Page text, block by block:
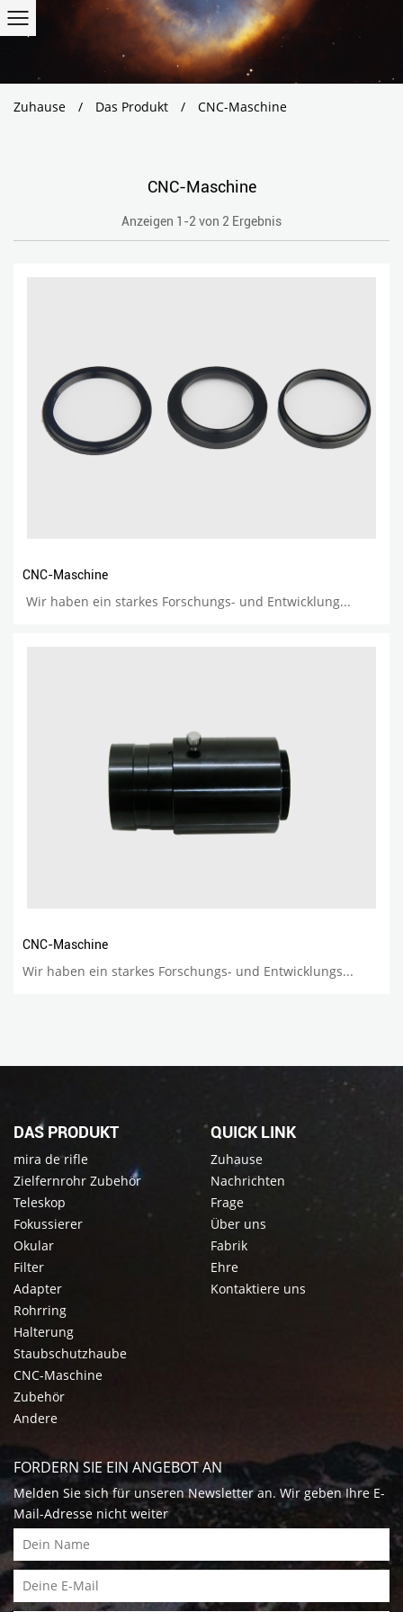
Zuhause / Das Produkt / CNC-Maschine
CNC-Maschine
Anzeigen 1-2 von 2 Ergebnis
CNC-Maschine
Wir haben ein starkes Forschungs- und Entwicklung...
CNC-Maschine
Wir haben ein starkes Forschungs- und Entwicklungs...
DAS PRODUKT
mira de rifle
Zielfernrohr Zubehör
Teleskop
Fokussierer
Okular
Filter
Adapter
Rohrring
Halterung
Staubschutzhaube
CNC-Maschine
Zubehör
Andere
QUICK LINK
Zuhause
Nachrichten
Frage
Über uns
Fabrik
Ehre
Kontaktiere uns
FORDERN SIE EIN ANGEBOT AN
Melden Sie sich für unseren Newsletter an. Wir geben Ihre E-
Mail-Adresse nicht weiter